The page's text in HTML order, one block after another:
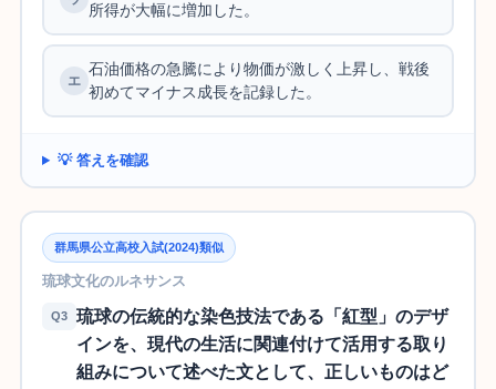
所得が大幅に増加した。
石油価格の急騰により物価が激しく上昇し、戦後
初めてマイナス成長を記録した。
💡 答えを確認
群馬県公立高校入試(2024)類似
琉球文化のルネサンス
Q3
琉球の伝統的な染色技法である「紅型」のデザ
インを、現代の生活に関連付けて活用する取り
組みについて述べた文として、正しいものはど